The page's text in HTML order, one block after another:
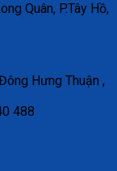
Quân, P.Tây Hồ,
Hưng Thuận ,
488